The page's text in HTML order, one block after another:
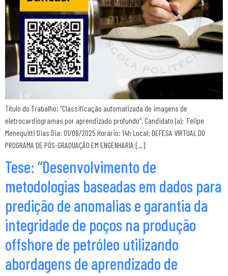
Título do Trabalho: “Classificação automatizada de imagens de
eletrocardiogramas por aprendizado profundo”. Candidato (a): Felipe
Meneguitti Dias Dia: 01/08/2025 Horário: 14h Local: DEFESA VIRTUAL DO
PROGRAMA DE PÓS-GRADUAÇÃO EM ENGENHARIA […]
Tese: “Desenvolvimento de
metodologias baseadas em dados para
predição de anomalias e garantia da
integridade de poços na produção
offshore de petróleo utilizando
abordagens de aprendizado de